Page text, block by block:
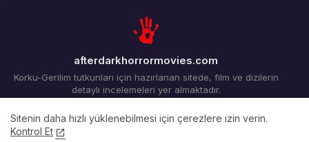
afterdarkhorrormovies.com
Korku-Gerilim tutkunları için hazırlanan sitede, film ve dizilerin
detaylı incelemeleri yer almaktadır.
Sitenin daha hızlı yüklenebilmesi için çerezlere izin verin.
Kontrol Et